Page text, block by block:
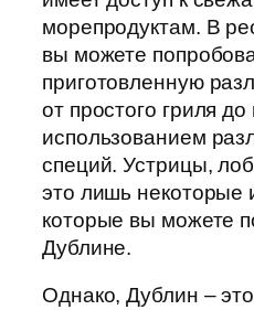
морепродуктам. В
вы можете
приготовленную
от простого гриля
использованием
специй. Устрицы,
это лишь некоторые
которые вы можете
Дублине.
Однако, Дублин –